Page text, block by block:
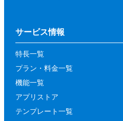
サービス情報
特長一覧
プラン・料金一覧
機能一覧
アプリストア
テンプレート一覧